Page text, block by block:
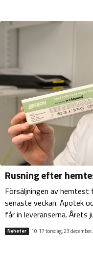
Rusning efter
Försäljningen av
senaste veckan. Apotek
får in leveranserna. Årets
Nyheter 10:17 torsdag, 23